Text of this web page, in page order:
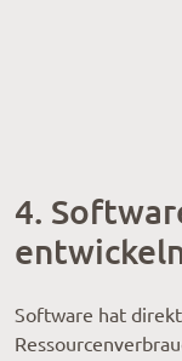
4.
Software hat